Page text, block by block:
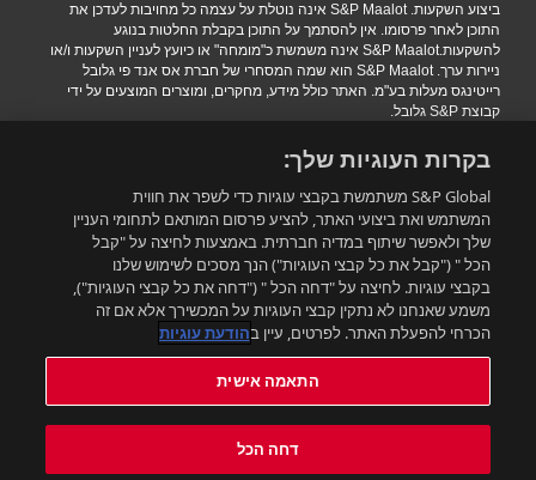
עדכון תנאי השימוש:
תנאי השימוש באתר עודכנו. ניתן למצוא את התנאים המעודכנים בלינק הבא:
. בשימושך באתר לאחר מועד העדכון את/ה מאשר/ת
ומקבל את התנאים המעודכנים
ביצוע השקעות. S&P Maalot אינה נוטלת על עצמה כל מחויבות לעדכן את
התוכן לאחר פרסומו. אין להסתמך על התוכן בקבלת החלטות בנוגע
להשקעות.S&P Maalot אינה משמשת כ"מומחה" או כיועץ לעניין השקעות ו/או
ניירות ערך. S&P Maalot הוא שמה המסחרי של חברת אס אנד פי גלובל
רייטינגס מעלות בע"מ. האתר כולל מידע, מחקרים, ומוצרים המוצעים על ידי
קבוצת S&P גלובל.
.Copyright 2016 S&P Maalot a subsidiary of S&P Global. All rights
reserved
רוצים להישאר מעודכנים?
התאמה אישית
בקרות העוגיות שלך:
S&P Global משתמשת בקבצי עוגיות כדי לשפר את חווית
המשתמש ואת ביצועי האתר, להציע פרסום המותאם לתחומי העניין
שלך ולאפשר שיתוף במדיה חברתית. באמצעות לחיצה על "קבל
הכל " ("קבל את כל קבצי העוגיות") הנך מסכים לשימוש שלנו
בקבצי עוגיות. לחיצה על "דחה הכל " ("דחה את כל קבצי העוגיות"),
משמע שאנחנו לא נתקין קבצי העוגיות על המכשירך אלא אם זה
הכרחי להפעלת האתר. לפרטים, עיין בהודעת עוגיות
התאמה אישית
דחה הכל